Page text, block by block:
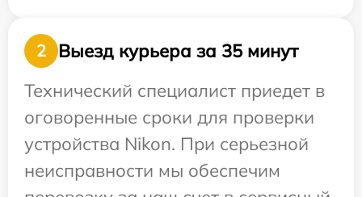
2
Выезд курьера за 35 минут
Технический специалист приедет в
оговоренные сроки для проверки
устройства Nikon. При серьезной
неисправности мы обеспечим